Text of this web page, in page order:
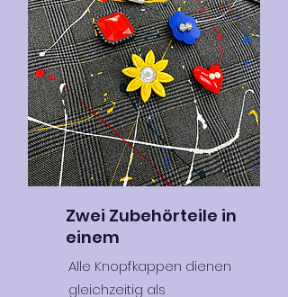
Zwei Zubehörteile in
einem
Alle Knopfkappen dienen
gleichzeitig als